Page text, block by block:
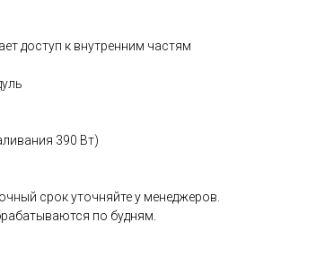
доступ к внутренним частям
390 Вт)
срок уточняйте у менеджеров.
по будням.